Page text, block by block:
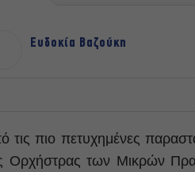
Ευδοκία Βαζούκη
τις πιο πετυχημένες
Ορχήστρας των Μικρών